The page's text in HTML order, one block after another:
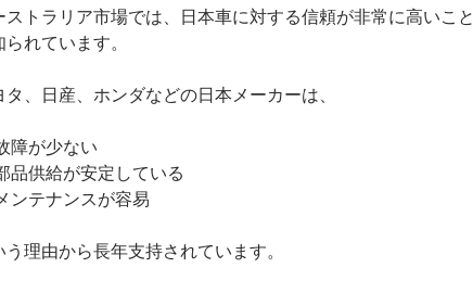
ストラリア市場では、日本車に対する信頼が非常に高いこと
られています。
タ、日産、ホンダなどの日本メーカーは、
障が少ない
品供給が安定している
ンテナンスが容易
う理由から長年支持されています。